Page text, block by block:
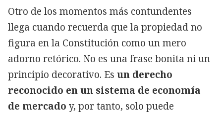
Otro de los momentos más contundentes
llega cuando recuerda que la propiedad no
figura en la Constitución como un mero
adorno retórico. No es una frase bonita ni un
principio decorativo. Es un derecho
reconocido en un sistema de economía
de mercado y, por tanto, solo puede